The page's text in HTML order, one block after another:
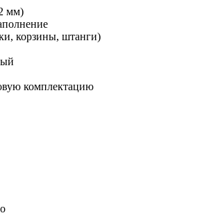
мм)
корзины, штанги)
комплектацию